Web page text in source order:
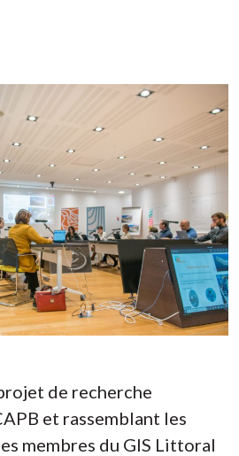
de recherche
et rassemblant les
membres du GIS Littoral